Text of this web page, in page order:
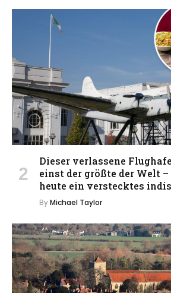
Dieser verlassene
einst der größte der Welt –
heute ein verstecktes
ByMichael Taylor